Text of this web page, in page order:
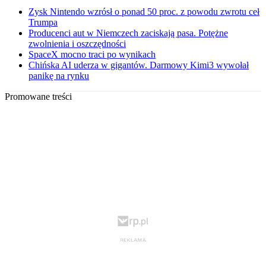
Zysk Nintendo wzrósł o ponad 50 proc. z powodu zwrotu ceł
Trumpa
Producenci aut w Niemczech zaciskają pasa. Potężne
zwolnienia i oszczędności
SpaceX mocno traci po wynikach
Chińska AI uderza w gigantów. Darmowy Kimi3 wywołał
panikę na rynku
Promowane treści